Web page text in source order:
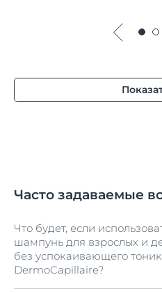
Часто задаваемые
Что будет, если
шампунь для взрослых и
без успокаивающего
DermoCapillaire?